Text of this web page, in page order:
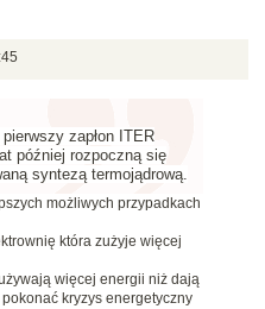
zapłon ITER
później rozpoczną się
syntezą termojądrową.
możliwych przypadkach
która zużyje więcej
więcej energii niż dają
kryzys energetyczny